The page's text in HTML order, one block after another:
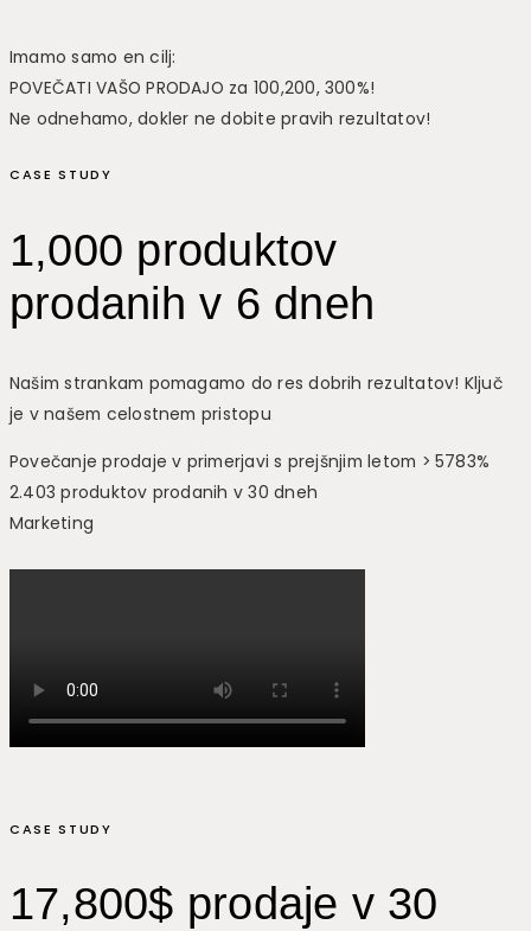
Imamo samo en cilj:
POVEČATI VAŠO PRODAJO za 100,200, 300%!
Ne odnehamo, dokler ne dobite pravih rezultatov!
CASE STUDY
1,000 produktov
prodanih v 6 dneh
Našim strankam pomagamo do res dobrih rezultatov! Ključ
je v našem celostnem pristopu
Povečanje prodaje v primerjavi s prejšnjim letom > 5783%
2.403 produktov prodanih v 30 dneh
Marketing
CASE STUDY
17,800$ prodaje v 30